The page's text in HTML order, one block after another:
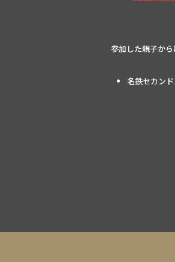
参加した親子か
名鉄セカン